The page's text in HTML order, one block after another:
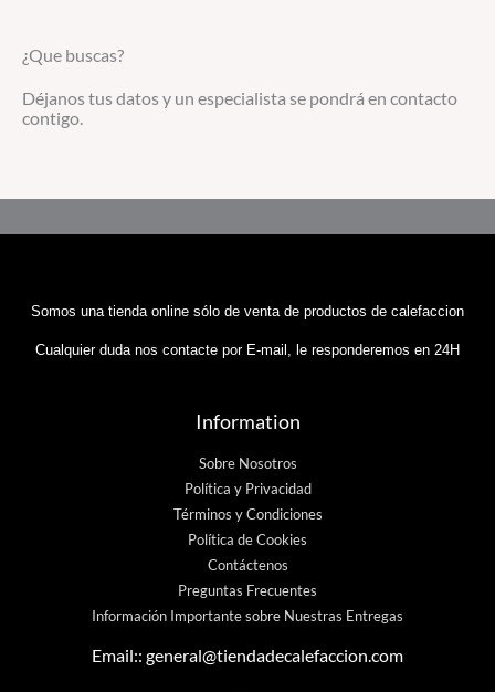
¿Que buscas?
Déjanos tus datos y un especialista se pondrá en contacto
contigo.
Somos una tienda online sólo de venta de productos de calefaccion
Cualquier duda nos contacte por E-mail, le responderemos en 24H
Information
Sobre Nosotros
Política y Privacidad
Términos y Condiciones
Política de Cookies
Contáctenos
Preguntas Frecuentes
Información Importante sobre Nuestras Entregas
Email:: general@tiendadecalefaccion.com